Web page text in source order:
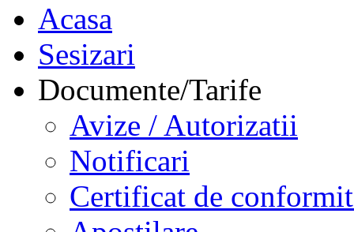
Acasa
Sesizari
Documente/Tarife
Avize / Autorizatii
Notificari
Certificat de